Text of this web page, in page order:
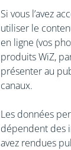
Si vous l’avez
utiliser le
en ligne (vos
produits WiZ,
présenter au
canaux.
Les données
dépendent des
avez rendues